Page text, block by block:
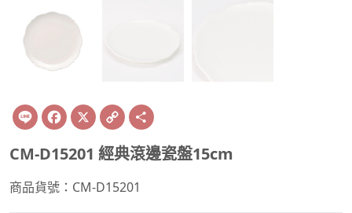
Line Facebook
X Copy
Link
CM-D15201 經典滾邊瓷盤15cm
商品貨號：CM-D15201